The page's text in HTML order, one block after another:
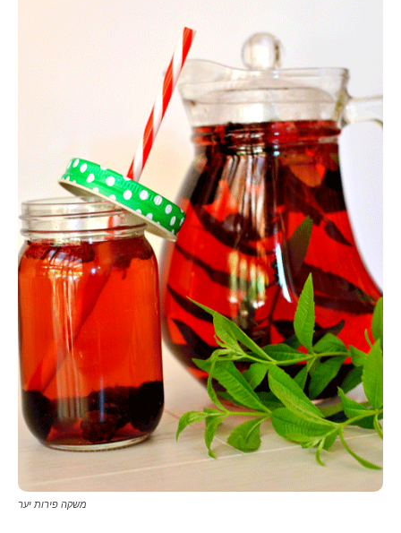
משקה פירות יער